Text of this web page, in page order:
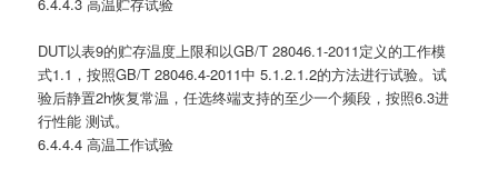
DUT以表9的贮存温度上限和以GB/T 28046.1-2011定义的工作模
式1.1，按照GB/T 28046.4-2011中 5.1.2.1.2的方法进行试验。试
验后静置2h恢复常温，任选终端支持的至少一个频段，按照6.3进
行性能 测试。
6.4.4.4 高温工作试验